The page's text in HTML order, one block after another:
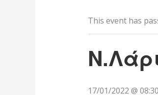
This event has
17/01/2022 @ 08:30